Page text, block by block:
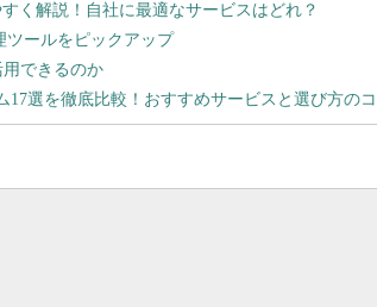
く解説！自社に最適なサービスはどれ？
ツールをピックアップ
用できるのか
17選を徹底比較！おすすめサービスと選び方の